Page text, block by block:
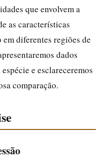
que envolvem a
as características
diferentes regiões de
dados
e esclareceremos
comparação.